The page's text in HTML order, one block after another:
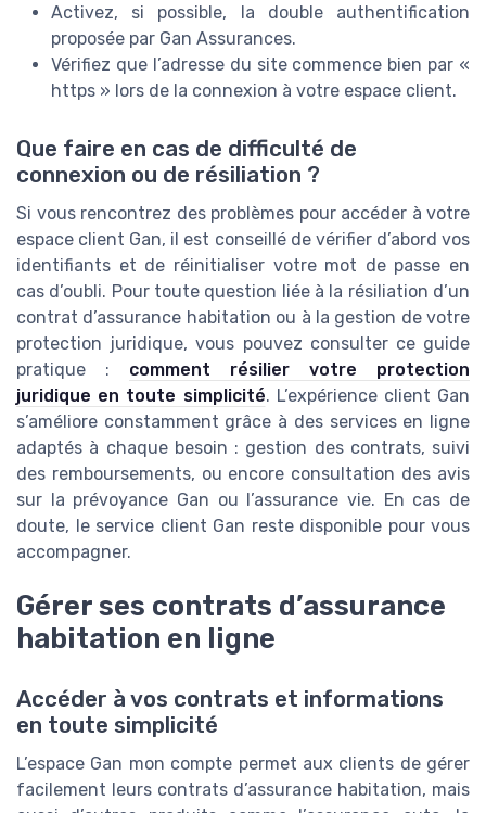
Activez, si possible, la double authentification
proposée par Gan Assurances.
Vérifiez que l’adresse du site commence bien par «
https » lors de la connexion à votre espace client.
Que faire en cas de difficulté de
connexion ou de résiliation ?
Si vous rencontrez des problèmes pour accéder à votre
espace client Gan, il est conseillé de vérifier d’abord vos
identifiants et de réinitialiser votre mot de passe en
cas d’oubli. Pour toute question liée à la résiliation d’un
contrat d’assurance habitation ou à la gestion de votre
protection juridique, vous pouvez consulter ce guide
pratique : comment résilier votre protection
juridique en toute simplicité. L’expérience client Gan
s’améliore constamment grâce à des services en ligne
adaptés à chaque besoin : gestion des contrats, suivi
des remboursements, ou encore consultation des avis
sur la prévoyance Gan ou l’assurance vie. En cas de
doute, le service client Gan reste disponible pour vous
accompagner.
Gérer ses contrats d’assurance
habitation en ligne
Accéder à vos contrats et informations
en toute simplicité
L’espace Gan mon compte permet aux clients de gérer
facilement leurs contrats d’assurance habitation, mais